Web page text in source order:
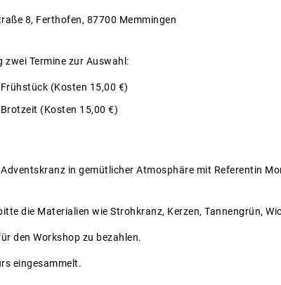
8, Ferthofen, 87700 Memmingen
zwei Termine zur Auswahl:
(Kosten 15,00 €)
(Kosten 15,00 €)
in gemütlicher Atmosphäre mit Referentin
die Materialien wie Strohkranz, Kerzen, Tannengrün,
den Workshop zu bezahlen.
eingesammelt.